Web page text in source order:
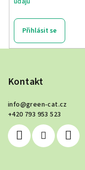
Přihlásit se
Kontakt
info@green-cat.cz
+420 793 953 523